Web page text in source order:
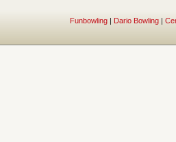
Funbowling | Dario Bowling |